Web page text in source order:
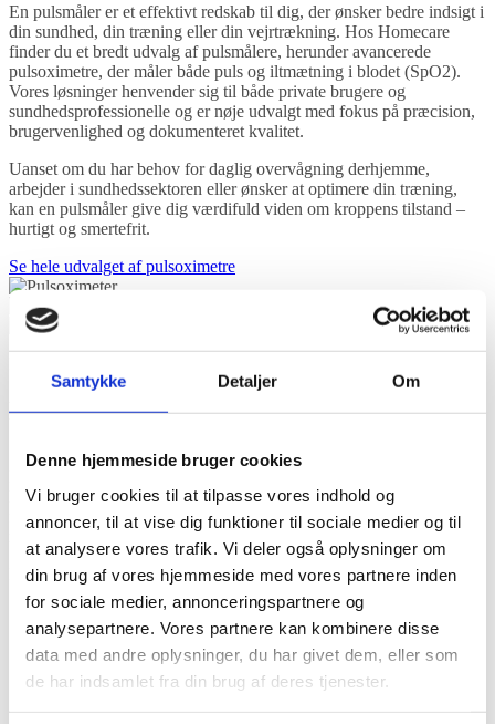
Samtykke Detaljer Om
Denne hjemmeside bruger cookies
Vi bruger cookies til at tilpasse vores indhold og
annoncer, til at vise dig funktioner til sociale medier og til
at analysere vores trafik. Vi deler også oplysninger om
din brug af vores hjemmeside med vores partnere inden
for sociale medier, annonceringspartnere og
analysepartnere. Vores partnere kan kombinere disse
data med andre oplysninger, du har givet dem, eller som
de har indsamlet fra din brug af deres tjenester.
En pulsmåler er et effektivt redskab til dig, der ønsker bedre indsigt i
din sundhed, din træning eller din vejrtrækning. Hos Homecare
finder du et bredt udvalg af pulsmålere, herunder avancerede
pulsoximetre, der måler både puls og iltmætning i blodet (SpO2).
Vores løsninger henvender sig til både private brugere og
sundhedsprofessionelle og er nøje udvalgt med fokus på præcision,
brugervenlighed og dokumenteret kvalitet.
Uanset om du har behov for daglig overvågning derhjemme,
arbejder i sundhedssektoren eller ønsker at optimere din træning,
kan en pulsmåler give dig værdifuld viden om kroppens tilstand –
hurtigt og smertefrit.
Se hele udvalget af pulsoximetre
Hvad er en pulsmåler?
hurtigt dit hjerte slår. Mange moderne pulsmålere – særligt
fingerbaserede modeller – fungerer samtidig som pulsoximeter og
måler også iltmætningen i blodet (SpO2).
Pulsmålere anvendes bredt:
af personer med KOL, astma eller andre luftvejslidelser
af ældre og kronisk syge, der har behov for løbende
sundhedsovervågning
af sportsudøvere, der ønsker bedre kontrol over intensitet og
restitution
i kliniske miljøer som hospitaler, lægehuse og plejesektoren